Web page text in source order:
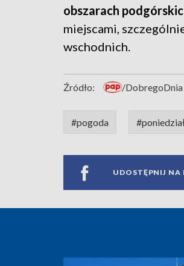
obszarach
miejscami,
wschodnich.
Źródło: /DobregoDnia
#pogoda
UDOSTĘPNIJ NA